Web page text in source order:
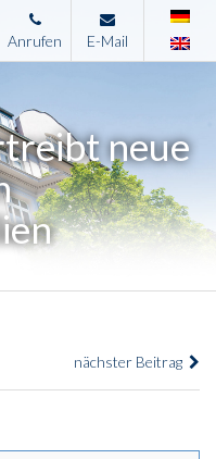
Anrufen E-Mail
neue
nächster Beitrag